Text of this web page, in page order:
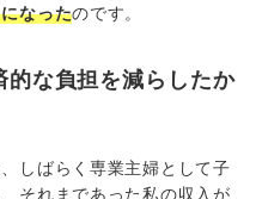
なったのです。
な負担を減らしたか
しばらく専業主婦として子
それまであった私の収入が